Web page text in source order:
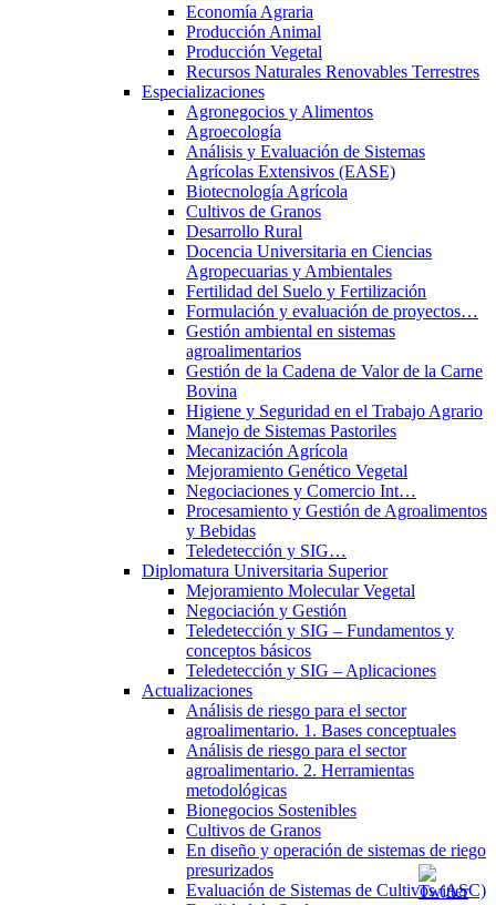
Economía Agraria
Producción Animal
Producción Vegetal
Recursos Naturales Renovables Terrestres
Especializaciones
Agronegocios y Alimentos
Agroecología
Análisis y Evaluación de Sistemas
Agrícolas Extensivos (EASE)
Biotecnología Agrícola
Cultivos de Granos
Desarrollo Rural
Docencia Universitaria en Ciencias
Agropecuarias y Ambientales
Fertilidad del Suelo y Fertilización
Formulación y evaluación de proyectos…
Gestión ambiental en sistemas
agroalimentarios
Gestión de la Cadena de Valor de la Carne
Bovina
Higiene y Seguridad en el Trabajo Agrario
Manejo de Sistemas Pastoriles
Mecanización Agrícola
Mejoramiento Genético Vegetal
Negociaciones y Comercio Int…
Procesamiento y Gestión de Agroalimentos
y Bebidas
Teledetección y SIG…
Diplomatura Universitaria Superior
Mejoramiento Molecular Vegetal
Negociación y Gestión
Teledetección y SIG – Fundamentos y
conceptos básicos
Teledetección y SIG – Aplicaciones
Actualizaciones
Análisis de riesgo para el sector
agroalimentario. 1. Bases conceptuales
Análisis de riesgo para el sector
agroalimentario. 2. Herramientas
metodológicas
Bionegocios Sostenibles
Cultivos de Granos
En diseño y operación de sistemas de riego
presurizados
Evaluación de Sistemas de Cultivos (ASC)